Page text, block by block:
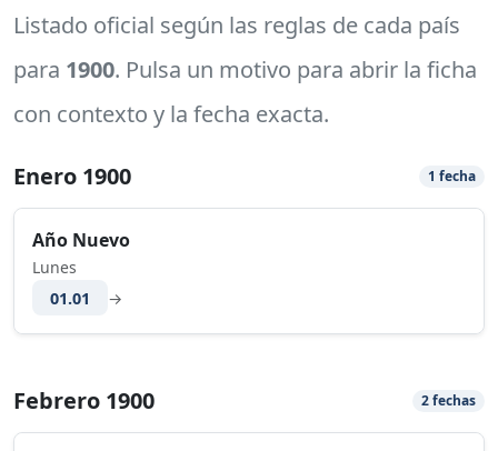
Listado oficial según las reglas de cada país
para 1900. Pulsa un motivo para abrir la ficha
con contexto y la fecha exacta.
Enero 1900 1 fecha
Año Nuevo
Lunes
01.01
→
Febrero 1900 2 fechas